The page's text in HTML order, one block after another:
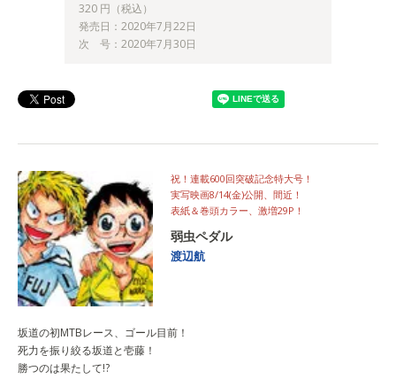
320 円（税込）
発売日：2020年7月22日
次 号：2020年7月30日
祝！連載600回突破記念特大号！
実写映画8/14(金)公開、間近！
表紙＆巻頭カラー、激増29P！
弱虫ペダル
渡辺航
坂道の初MTBレース、ゴール目前！
死力を振り絞る坂道と壱藤！
勝つのは果たして!?